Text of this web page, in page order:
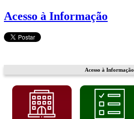
Acesso à Informação
Acesso à Informação